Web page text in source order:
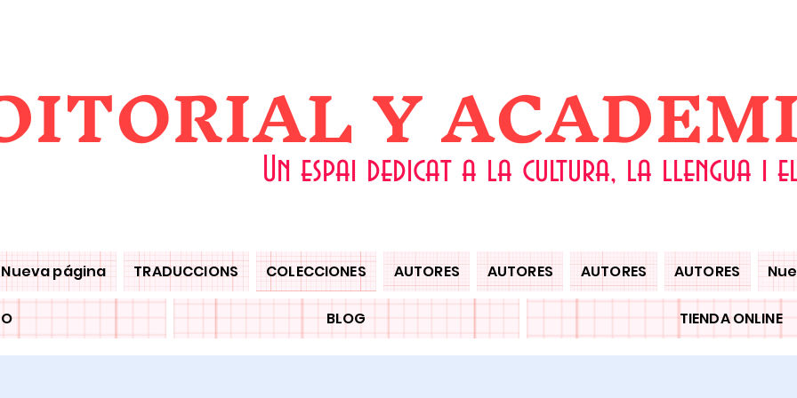
Y
Un espai dedicat a la cultura, la llengua i el
Nueva página TRADUCCIONS COLECCIONES AUTORES AUTORES AUTORES AUTORES
BLOG TIENDA ONLINE